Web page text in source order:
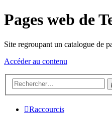
Pages web de
Site regroupant un catalogue de
Accéder au contenu
Raccourcis